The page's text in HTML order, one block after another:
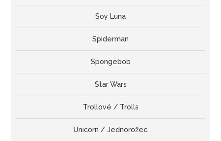
Soy Luna
Spiderman
Spongebob
Star Wars
Trollové / Trolls
Unicorn / Jednorožec